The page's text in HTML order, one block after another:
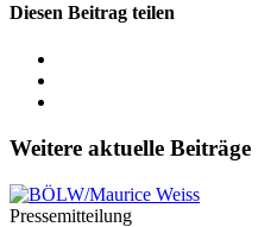
Diesen Beitrag teilen
Weitere aktuelle Beiträge
Pressemitteilung